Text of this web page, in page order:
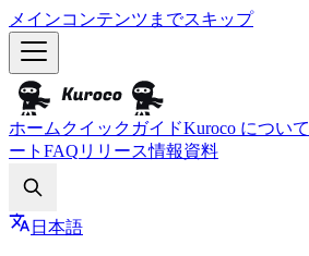
メインコンテンツまでスキップ
ホーム クイックガイドKuroco について
ート FAQ リリース情報資料
日本語